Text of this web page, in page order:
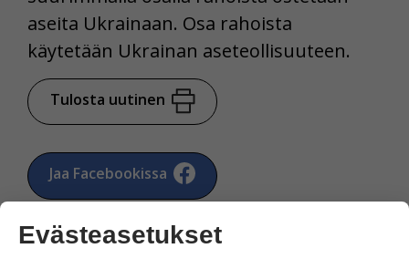
aseita Ukrainaan. Osa rahoista
käytetään Ukrainan aseteollisuuteen.
Tulosta uutinen
Jaa Facebookissa
Evästeasetukset